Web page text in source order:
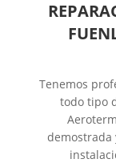
Tenemos
todo tipo
demostrada